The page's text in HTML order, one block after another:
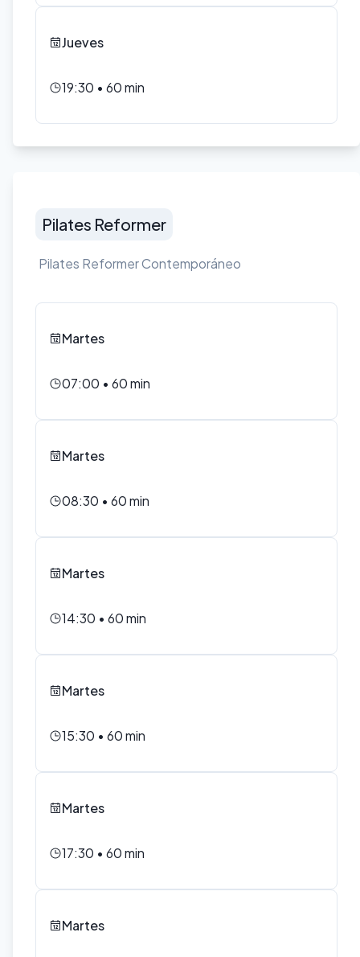
Jueves
19:30 • 60min
Pilates Reformer
Pilates Reformer Contemporáneo
Martes
07:00 • 60min
Martes
08:30 • 60min
Martes
14:30 • 60min
Martes
15:30 • 60min
Martes
17:30 • 60min
Martes